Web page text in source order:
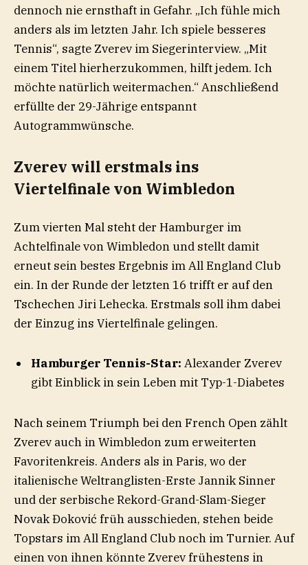
dennoch nie ernsthaft in Gefahr. „Ich fühle mich
anders als im letzten Jahr. Ich spiele besseres
Tennis“, sagte Zverev im Siegerinterview. „Mit
einem Titel hierherzukommen, hilft jedem. Ich
möchte natürlich weitermachen.“ Anschließend
erfüllte der 29-Jährige entspannt
Autogrammwünsche.
Zverev will erstmals ins
Viertelfinale von Wimbledon
Zum vierten Mal steht der Hamburger im
Achtelfinale von Wimbledon und stellt damit
erneut sein bestes Ergebnis im All England Club
ein. In der Runde der letzten 16 trifft er auf den
Tschechen Jiri Lehecka. Erstmals soll ihm dabei
der Einzug ins Viertelfinale gelingen.
Hamburger Tennis-Star: Alexander Zverev
gibt Einblick in sein Leben mit Typ-1-Diabetes
Nach seinem Triumph bei den French Open zählt
Zverev auch in Wimbledon zum erweiterten
Favoritenkreis. Anders als in Paris, wo der
italienische Weltranglisten-Erste Jannik Sinner
und der serbische Rekord-Grand-Slam-Sieger
Novak Đoković früh ausschieden, stehen beide
Topstars im All England Club noch im Turnier. Auf
einen von ihnen könnte Zverev frühestens in